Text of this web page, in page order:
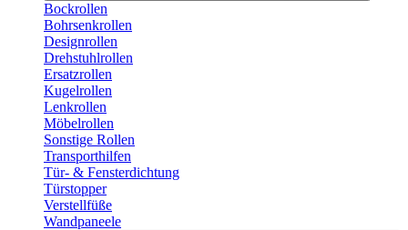
Bockrollen
Bohrsenkrollen
Designrollen
Drehstuhlrollen
Ersatzrollen
Kugelrollen
Lenkrollen
Möbelrollen
Sonstige Rollen
Transporthilfen
Tür- & Fensterdichtung
Türstopper
Verstellfüße
Wandpaneele